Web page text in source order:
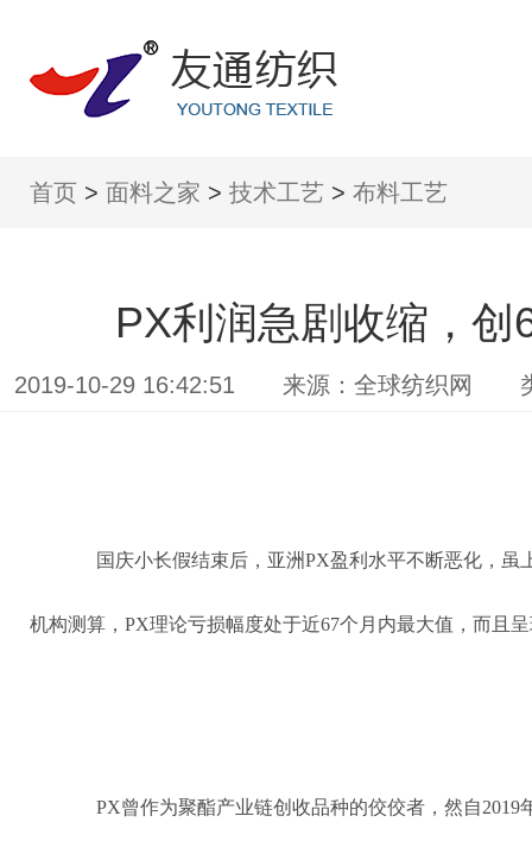
首页 > 面料之家 > 技术工艺 > 布料工艺
PX利润急剧收缩，创
2019-10-29 16:42:51 来源：全球纺织网
国庆小长假结束后，亚洲PX盈利水平不断恶化，
机构测算，PX理论亏损幅度处于近67个月内最大值，而且
PX曾作为聚酯产业链创收品种的佼佼者，然自